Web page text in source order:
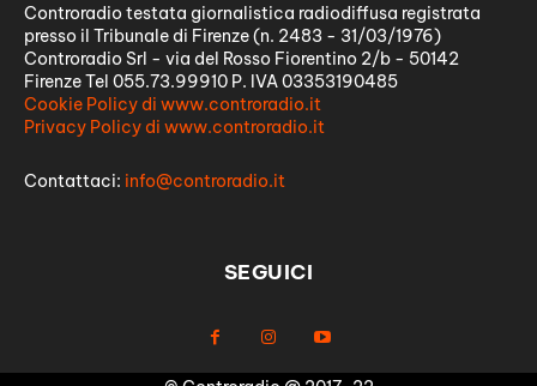
Controradio testata giornalistica radiodiffusa registrata
presso il Tribunale di Firenze (n. 2483 - 31/03/1976)
Controradio Srl - via del Rosso Fiorentino 2/b - 50142
Firenze Tel 055.73.99910 P. IVA 03353190485
Cookie Policy di www.controradio.it
Privacy Policy di www.controradio.it
Contattaci: info@controradio.it
SEGUICI